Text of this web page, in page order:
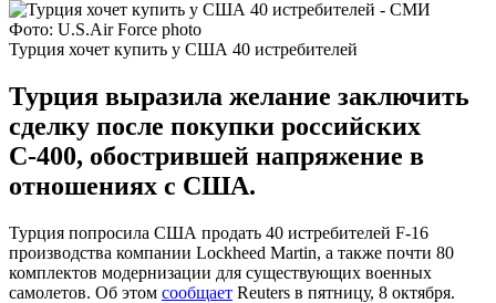
Фото: U.S.Air Force photo
Турция хочет купить у США 40 истребителей
Турция выразила желание заключить
сделку после покупки российских
С-400, обострившей напряжение в
отношениях с США.
Турция попросила США продать 40 истребителей F-16
производства компании Lockheed Martin, а также почти 80
комплектов модернизации для существующих военных
самолетов. Об этом сообщает Reuters в пятницу, 8 октября.